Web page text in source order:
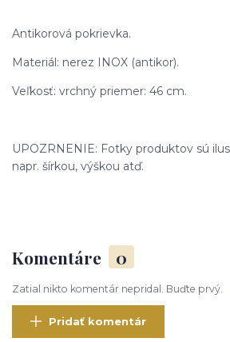
Antikorová pokrievka.
Materiál: nerez INOX (antikor).
Veľkosť: vrchný priemer: 46 cm.
UPOZRNENIE: Fotky produktov sú
napr. šírkou, výškou atď.
Komentáre 0
Zatial nikto komentár nepridal. Buďte prvý.
Pridať komentár